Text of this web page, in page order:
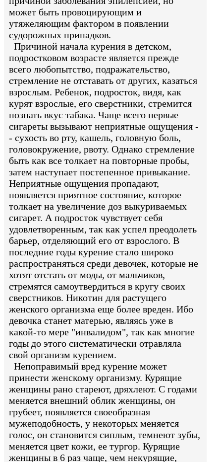
может быть провоцирующим и
утяжеляющим фактором в появлении
судорожных припадков.
Причиной начала курения в детском,
подростковом возрасте является прежде
всего любопытство, подражательство,
стремление не отставать от других, казаться
взрослым. Ребенок, подросток, видя, как
курят взрослые, его сверстники, стремится
познать вкус табака. Чаще всего первые
сигареты вызывают неприятные ощущения -
- сухость во рту, кашель, головную боль,
головокружение, рвоту. Однако стремление
быть как все толкает на повторные пробы,
затем наступает постепенное привыкание.
Неприятные ощущения пропадают,
появляется приятное состояние, которое
толкает на увеличение доз выкуриваемых
сигарет. А подросток чувствует себя
удовлетворенным, так как успел преодолеть
барьер, отделяющий его от взрослого. В
последние годы курение стало широко
распространяться среди девочек, которые не
хотят отстать от моды, от мальчиков,
стремятся самоутвердиться в кругу своих
сверстников. Никотин для растущего
женского организма еще более вреден. Ибо
девочка станет матерью, являясь уже в
какой-то мере "инвалидом", так как многие
годы до этого систематически отравляла
свой организм курением.
Непоправимый вред курение может
принести женскому организму. Курящие
женщины рано стареют, дряхлеют. С годами
меняется внешний облик женщины, он
грубеет, появляется своеобразная
мужеподобность, у некоторых меняется
голос, он становится сиплым, темнеют зубы,
меняется цвет кожи, ее тургор. Курящие
женщины в 6 раз чаще, чем некурящие,